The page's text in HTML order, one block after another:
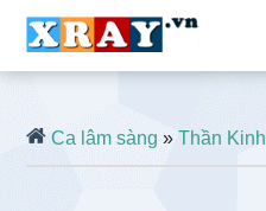
Ca lâm sàng »Thần Kinh